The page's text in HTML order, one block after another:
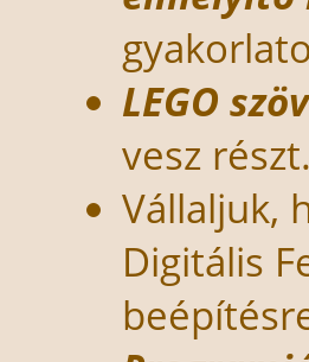
LEGO
vesz
Vállaljuk,
Digitális